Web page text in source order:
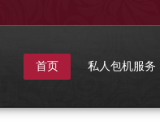
首页 私人包机服务